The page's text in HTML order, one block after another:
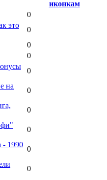
0
это
0
0
0
0
на
0
0
0
- 1990
0
0